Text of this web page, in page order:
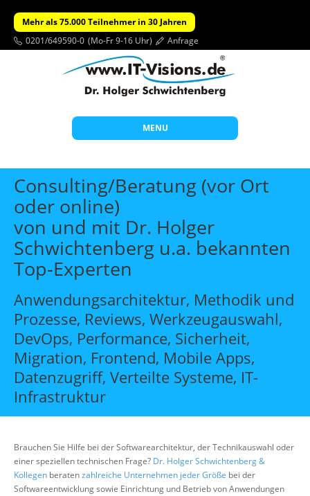
Mehr als 75.000 Teilnehmer in 30 Jahren
0201/649590-0 (Mo-Fr 9-16 Uhr) Anfrage
MENU
Start
Themen
Beratung
Individuelle Schulungen
Offene Seminare
Wissen
Über uns
Suche
Consulting/Beratung (vor Ort
oder online)
von und mit Dr. Holger
Schwichtenberg u.a. bekannten
Top-Experten
Anwendungsarchitektur, Methodik und
Prozesse, Reviews, Werkzeugauswahl,
DevOps, Performance, Sicherheit,
Migration, Frontend, Mobile Apps,
Datenzugriff, Verteilte Systeme, IT-
Infrastruktur
Brauchen Sie Hilfe bei der Softwarearchitektur, der Technikauswahl oder
einer speziellen technischen Frage? Dr. Holger Schwichtenberg &
Kollegen beratenzahlreiche Unternehmen jeder Größe bei der
Softwareentwicklung sowie Einrichtung und Betrieb von Anwendungen